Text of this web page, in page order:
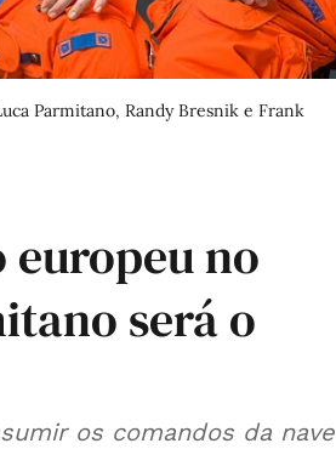
Parmitano, Randy Bresnik e Frank
no
será o
os comandos da nave